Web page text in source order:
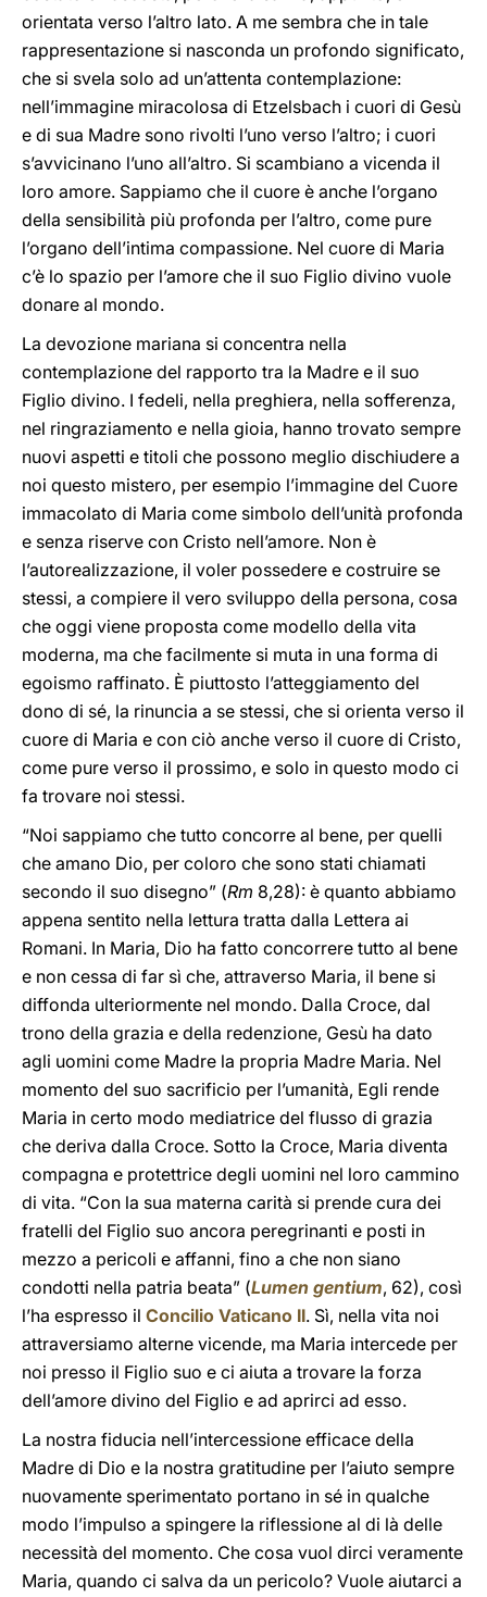
orientata verso l’altro lato. A me sembra che in tale
rappresentazione si nasconda un profondo significato,
che si svela solo ad un’attenta contemplazione:
nell’immagine miracolosa di Etzelsbach i cuori di Gesù
e di sua Madre sono rivolti l’uno verso l’altro; i cuori
s’avvicinano l’uno all’altro. Si scambiano a vicenda il
loro amore. Sappiamo che il cuore è anche l’organo
della sensibilità più profonda per l’altro, come pure
l’organo dell’intima compassione. Nel cuore di Maria
c’è lo spazio per l’amore che il suo Figlio divino vuole
donare al mondo.
La devozione mariana si concentra nella
contemplazione del rapporto tra la Madre e il suo
Figlio divino. I fedeli, nella preghiera, nella sofferenza,
nel ringraziamento e nella gioia, hanno trovato sempre
nuovi aspetti e titoli che possono meglio dischiudere a
noi questo mistero, per esempio l’immagine del Cuore
immacolato di Maria come simbolo dell’unità profonda
e senza riserve con Cristo nell’amore. Non è
l’autorealizzazione, il voler possedere e costruire se
stessi, a compiere il vero sviluppo della persona, cosa
che oggi viene proposta come modello della vita
moderna, ma che facilmente si muta in una forma di
egoismo raffinato. È piuttosto l’atteggiamento del
dono di sé, la rinuncia a se stessi, che si orienta verso il
cuore di Maria e con ciò anche verso il cuore di Cristo,
come pure verso il prossimo, e solo in questo modo ci
fa trovare noi stessi.
“Noi sappiamo che tutto concorre al bene, per quelli
che amano Dio, per coloro che sono stati chiamati
secondo il suo disegno” (Rm 8,28): è quanto abbiamo
appena sentito nella lettura tratta dalla Lettera ai
Romani. In Maria, Dio ha fatto concorrere tutto al bene
e non cessa di far sì che, attraverso Maria, il bene si
diffonda ulteriormente nel mondo. Dalla Croce, dal
trono della grazia e della redenzione, Gesù ha dato
agli uomini come Madre la propria Madre Maria. Nel
momento del suo sacrificio per l’umanità, Egli rende
Maria in certo modo mediatrice del flusso di grazia
che deriva dalla Croce. Sotto la Croce, Maria diventa
compagna e protettrice degli uomini nel loro cammino
di vita. “Con la sua materna carità si prende cura dei
fratelli del Figlio suo ancora peregrinanti e posti in
mezzo a pericoli e affanni, fino a che non siano
condotti nella patria beata” (Lumen gentium, 62), così
l’ha espresso il Concilio Vaticano II. Sì, nella vita noi
attraversiamo alterne vicende, ma Maria intercede per
noi presso il Figlio suo e ci aiuta a trovare la forza
dell’amore divino del Figlio e ad aprirci ad esso.
La nostra fiducia nell’intercessione efficace della
Madre di Dio e la nostra gratitudine per l’aiuto sempre
nuovamente sperimentato portano in sé in qualche
modo l’impulso a spingere la riflessione al di là delle
necessità del momento. Che cosa vuol dirci veramente
Maria, quando ci salva da un pericolo? Vuole aiutarci a